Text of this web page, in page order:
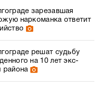
зарезавшая
наркоманка ответит
решат судьбу
на 10 лет экс-
района